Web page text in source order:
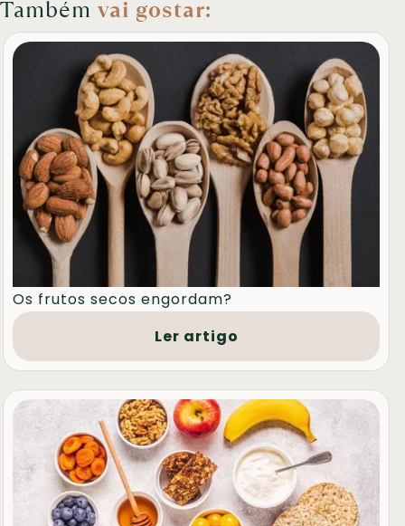
Também vai gostar:
Os frutos secos engordam?
Ler artigo